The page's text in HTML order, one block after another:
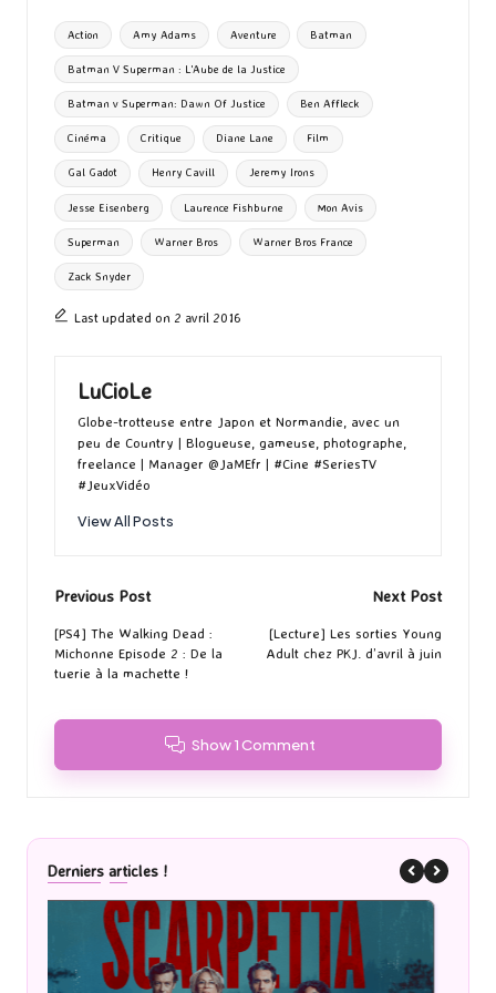
o
o
k
d
o
n
l
ky bl
r
ta
g
er
Tags:
Action Amy Adams Aventure Batman
Batman V Superman : L'Aube de la Justice
Batman v Superman: Dawn Of Justice Ben Affleck
Cinéma Critique Diane Lane Film
Gal Gadot Henry Cavill Jeremy Irons
Jesse Eisenberg Laurence Fishburne Mon Avis
Superman Warner Bros Warner Bros France
Zack Snyder
Last updated on 2 avril 2016
LuCioLe
Globe-trotteuse entre Japon et Normandie, avec un
peu de Country | Blogueuse, gameuse, photographe,
freelance | Manager @JaMEfr | #Cine #SeriesTV
#JeuxVidéo
View All Posts
Post
navigation
Previous Post
[PS4] The Walking Dead :
Michonne Episode 2 : De la
tuerie à la machette !
Next Post
[Lecture] Les sorties Young
Adult chez PKJ. d’avril à juin
Show 1 Comment
Derniers articles !